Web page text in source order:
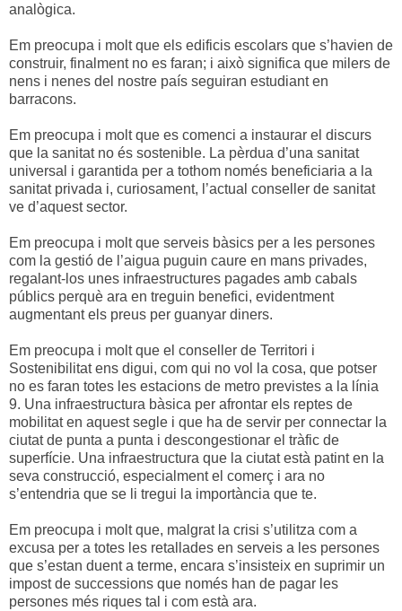
analògica.
Em preocupa i molt que els edificis escolars que s’havien de
construir, finalment no es faran; i això significa que milers de
nens i nenes del nostre país seguiran estudiant en
barracons.
Em preocupa i molt que es comenci a instaurar el discurs
que la sanitat no és sostenible. La pèrdua d’una sanitat
universal i garantida per a tothom només beneficiaria a la
sanitat privada i, curiosament, l’actual conseller de sanitat
ve d’aquest sector.
Em preocupa i molt que serveis bàsics per a les persones
com la gestió de l’aigua puguin caure en mans privades,
regalant-los unes infraestructures pagades amb cabals
públics perquè ara en treguin benefici, evidentment
augmentant els preus per guanyar diners.
Em preocupa i molt que el conseller de Territori i
Sostenibilitat ens digui, com qui no vol la cosa, que potser
no es faran totes les estacions de metro previstes a la línia
9. Una infraestructura bàsica per afrontar els reptes de
mobilitat en aquest segle i que ha de servir per connectar la
ciutat de punta a punta i descongestionar el tràfic de
superfície. Una infraestructura que la ciutat està patint en la
seva construcció, especialment el comerç i ara no
s’entendria que se li tregui la importància que te.
Em preocupa i molt que, malgrat la crisi s’utilitza com a
excusa per a totes les retallades en serveis a les persones
que s’estan duent a terme, encara s’insisteix en suprimir un
impost de successions que només han de pagar les
persones més riques tal i com està ara.